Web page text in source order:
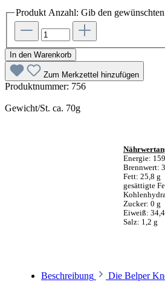
Produkt Anzahl: Gib den
In den Warenkorb
Zum Merkzettel hinzufügen
Produktnummer: 756
Gewicht/St. ca. 70g
Energie:
Brennwert:
Fett: 25,8 g
gesättigte
Zucker: 0 g
Eiweiß:
Salz: 1,2 g
Beschreibung Die Belper